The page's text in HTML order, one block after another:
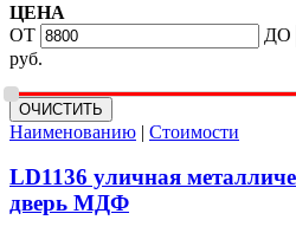
ЦЕНА
ОТ
ДО
руб.
Наименованию | Стоимости
LD1136 уличная
дверь МДФ